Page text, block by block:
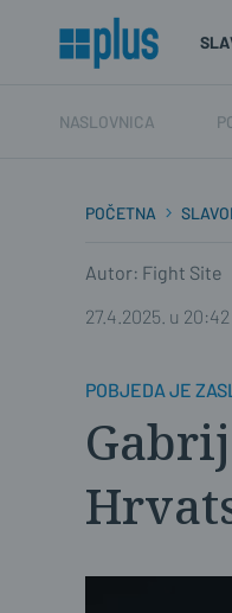
NASLOVNICA
POČETNA
Autor: Fight Site
27.4.2025. u 20:42
POBJEDA JE